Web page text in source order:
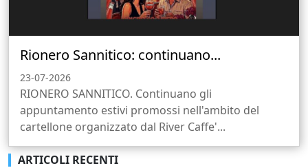
Rionero Sannitico: continuano...
23-07-2026
RIONERO SANNITICO. Continuano gli
appuntamento estivi promossi nell'ambito del
cartellone organizzato dal River Caffe'...
ARTICOLI RECENTI